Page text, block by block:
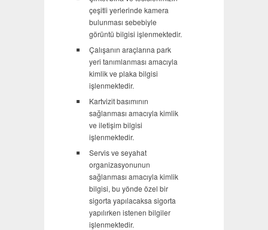
çeşitli yerlerinde kamera
bulunması sebebiyle
görüntü bilgisi işlenmektedir.
Çalışanın araçlarına park
yeri tanımlanması amacıyla
kimlik ve plaka bilgisi
işlenmektedir.
Kartvizit basımının
sağlanması amacıyla kimlik
ve iletişim bilgisi
işlenmektedir.
Servis ve seyahat
organizasyonunun
sağlanması amacıyla kimlik
bilgisi, bu yönde özel bir
sigorta yapılacaksa sigorta
yapılırken istenen bilgiler
işlenmektedir.